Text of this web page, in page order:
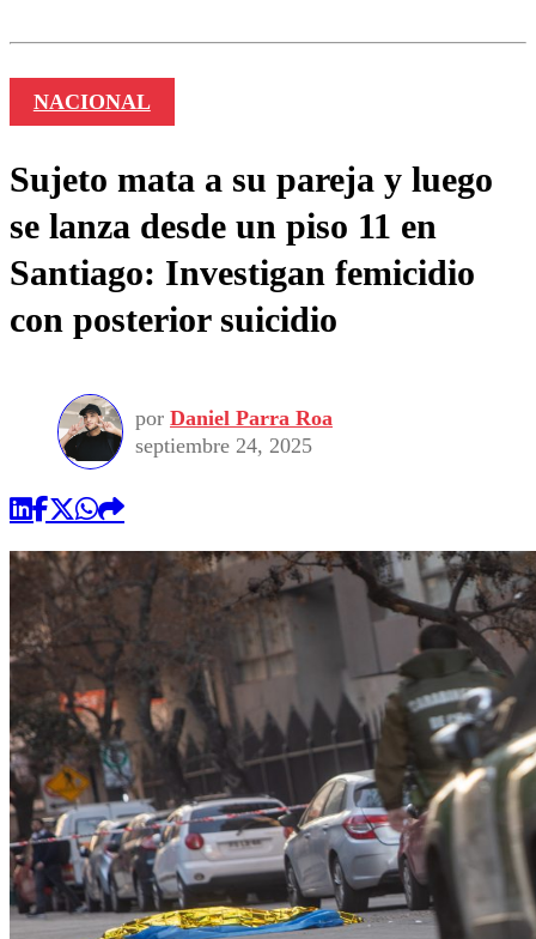
NACIONAL
Sujeto mata a su pareja y luego
se lanza desde un piso 11 en
Santiago: Investigan femicidio
con posterior suicidio
por Daniel Parra Roa
septiembre 24, 2025